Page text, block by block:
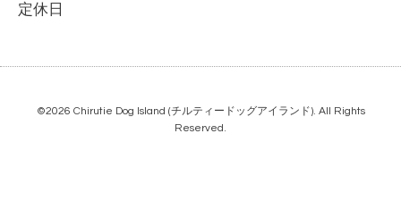
定休日
©2026 Chirutie Dog Island (チルティードッグアイランド). All Rights
Reserved.